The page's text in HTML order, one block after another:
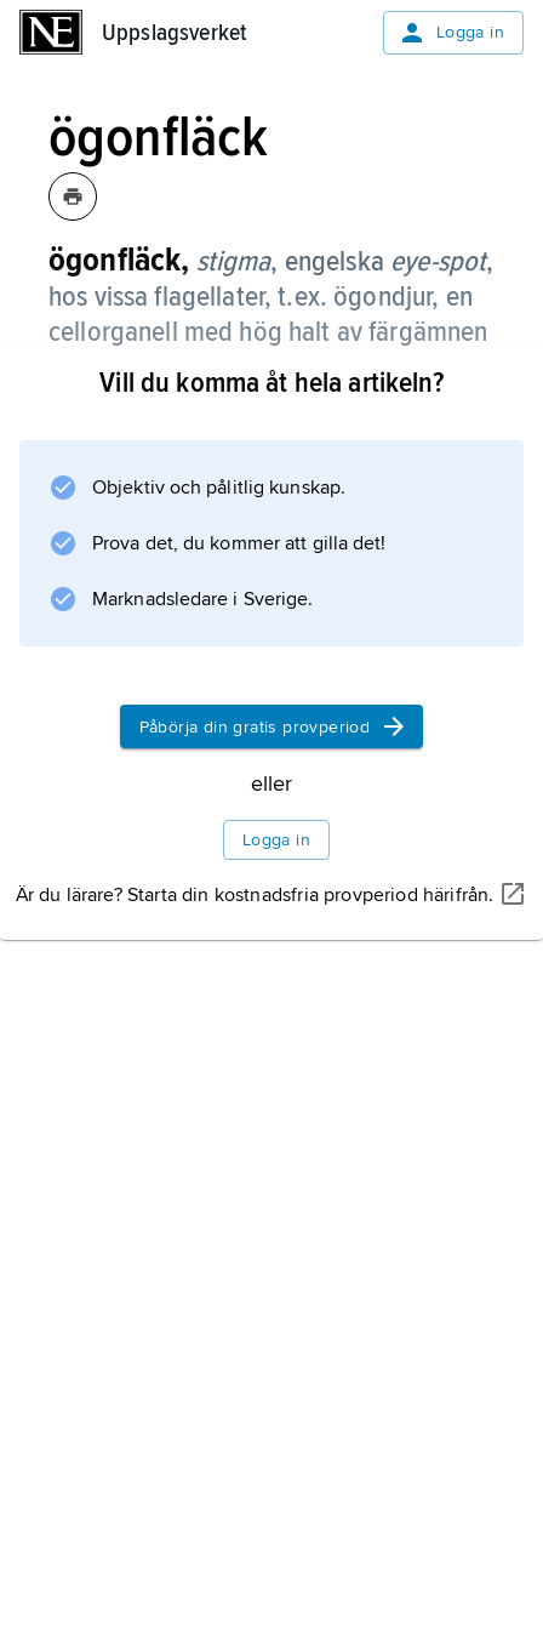
Uppslagsverket Logga in
ögonfläck
ögonfläck, stigma, engelska eye-spot,
hos vissa flagellater, t.ex. ögondjur, en
cellorganell med hög halt av färgämnen
(karotenoider).
område i cellen. Därmed kan organismen
Vill du komma åt hela artikeln?
Objektiv och pålitlig kunskap.
Prova det, du kommer att gilla det!
Marknadsledare i Sverige.
Påbörja din gratis provperiod
eller
Logga in
Är du lärare? Starta din kostnadsfria provperiod härifrån.